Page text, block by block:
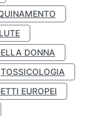
DONNA
TOSSICOLOGIA
EUROPEI